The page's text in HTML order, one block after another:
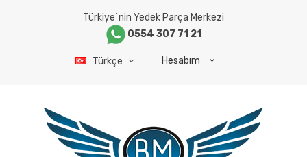
Türkiye`nin Yedek Parça Merkezi
0554 307 71 21
Türkçe Hesabım